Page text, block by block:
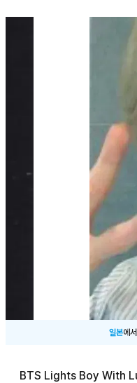
일본에
BTS Lights Boy With